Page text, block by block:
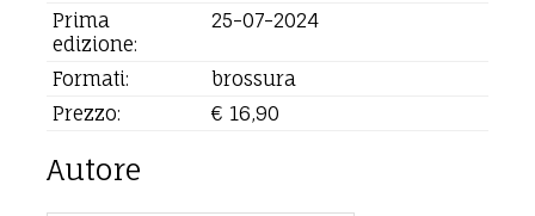
Prima
edizione:
25-07-2024
Formati:
brossura
Prezzo:
€ 16,90
Autore